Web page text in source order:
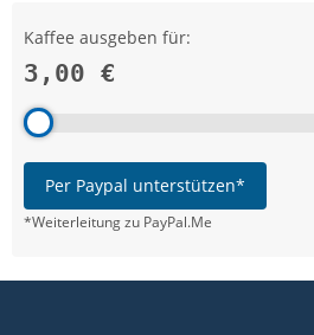
Kaffee ausgeben für:
3,00 €
Per Paypal unterstützen*
*Weiterleitung zu PayPal.Me